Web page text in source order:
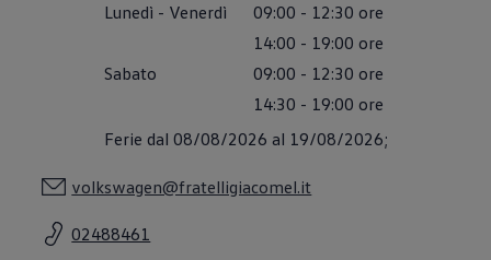
Accessori per la ricarica
Calcolo percorso
VW Connect
VW Connect per Amarok
VW Connect per Transporter e Caravelle
Sistemi di assistenza alla guida
Aggiornamenti software per ID. Buzz
California App
Service
volkswagen@fratelligiacomel.it
02488461
Lunedì - Venerdì 09:00 - 12:30 ore
14:00 - 19:00 ore
Sabato
09:00 - 12:30 ore
14:30 - 19:00 ore
Ferie dal 08/08/2026 al 19/08/2026;